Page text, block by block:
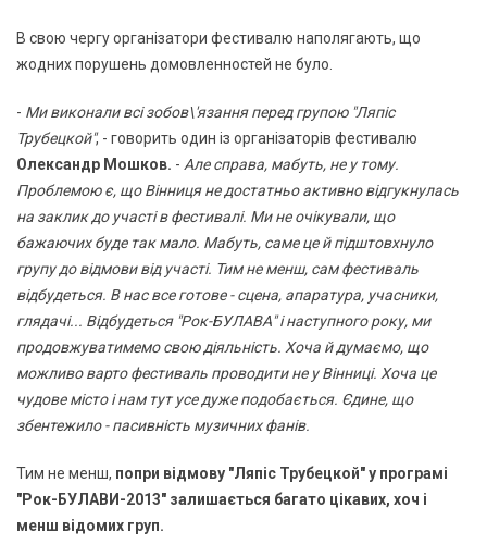
В свою чергу організатори фестивалю наполягають, що
жодних порушень домовленностей не було.
- Ми виконали всі зобов\'язання перед групою "Ляпіс
Трубецкой", - говорить один із організаторів фестивалю
Олександр Мошков. - Але справа, мабуть, не у тому.
Проблемою є, що Вінниця не достатньо активно відгукнулась
на заклик до участі в фестивалі. Ми не очікували, що
бажаючих буде так мало. Мабуть, саме це й підштовхнуло
групу до відмови від участі. Тим не менш, сам фестиваль
відбудеться. В нас все готове - сцена, апаратура, учасники,
глядачі... Відбудеться "Рок-БУЛАВА" і наступного року, ми
продовжуватимемо свою діяльність. Хоча й думаємо, що
можливо варто фестиваль проводити не у Вінниці. Хоча це
чудове місто і нам тут усе дуже подобається. Єдине, що
збентежило - пасивність музичних фанів.
Тим не менш, попри відмову "Ляпіс Трубецкой" у програмі
"Рок-БУЛАВИ-2013" залишається багато цікавих, хоч і
менш відомих груп.